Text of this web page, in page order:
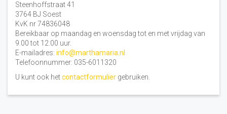
Steenhoffstraat 41
3764 BJ Soest
KvK nr 74836048
Bereikbaar op maandag en woensdag tot en met vrijdag van
9.00 tot 12.00 uur.
E-mailadres: info@marthamaria.nl
Telefoonnummer: 035-6011320
U kunt ook hetcontactformulier gebruiken.